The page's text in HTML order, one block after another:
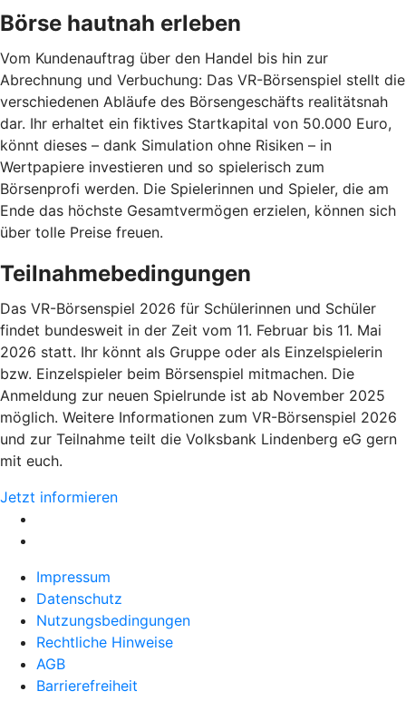
Börse hautnah erleben
Vom Kundenauftrag über den Handel bis hin zur
Abrechnung und Verbuchung: Das VR-Börsenspiel stellt die
verschiedenen Abläufe des Börsengeschäfts realitätsnah
dar. Ihr erhaltet ein fiktives Startkapital von 50.000 Euro,
könnt dieses – dank Simulation ohne Risiken – in
Wertpapiere investieren und so spielerisch zum
Börsenprofi werden. Die Spielerinnen und Spieler, die am
Ende das höchste Gesamtvermögen erzielen, können sich
über tolle Preise freuen.
Teilnahmebedingungen
Das VR-Börsenspiel 2026 für Schülerinnen und Schüler
findet bundesweit in der Zeit vom 11. Februar bis 11. Mai
2026 statt. Ihr könnt als Gruppe oder als Einzelspielerin
bzw. Einzelspieler beim Börsenspiel mitmachen. Die
Anmeldung zur neuen Spielrunde ist ab November 2025
möglich. Weitere Informationen zum VR-Börsenspiel 2026
und zur Teilnahme teilt die Volksbank Lindenberg eG gern
mit euch.
Jetzt informieren
Impressum
Datenschutz
Nutzungsbedingungen
Rechtliche Hinweise
AGB
Barrierefreiheit